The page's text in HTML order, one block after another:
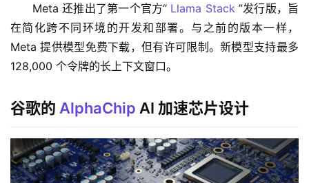
Meta 还推出了第一个官方“ Llama Stack ”发行版，旨
在简化跨不同环境的开发和部署。与之前的版本一样，
Meta 提供模型免费下载，但有许可限制。新模型支持最多
128,000 个令牌的长上下文窗口。
谷歌的 AlphaChip AI 加速芯片设计